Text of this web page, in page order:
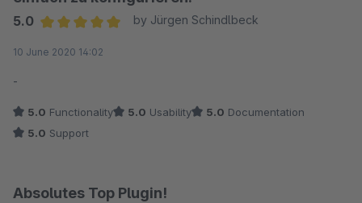
5.0
by Jürgen Schindlbeck
10 June 2020 14:02
-
5.0 Functionality 5.0 Usability 5.0 Documentation
5.0 Support
Absolutes Top Plugin!